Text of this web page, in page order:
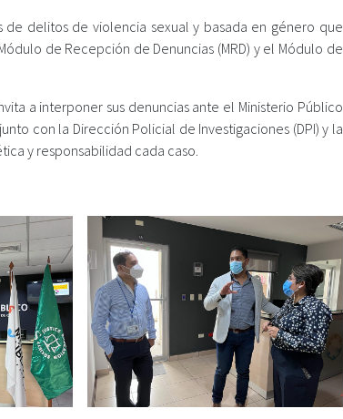
de delitos de violencia sexual y basada en género que
de Recepción de Denuncias (MRD) y el Módulo de
a interponer sus denuncias ante el Ministerio Público
con la Dirección Policial de Investigaciones (DPI) y la
y responsabilidad cada caso.